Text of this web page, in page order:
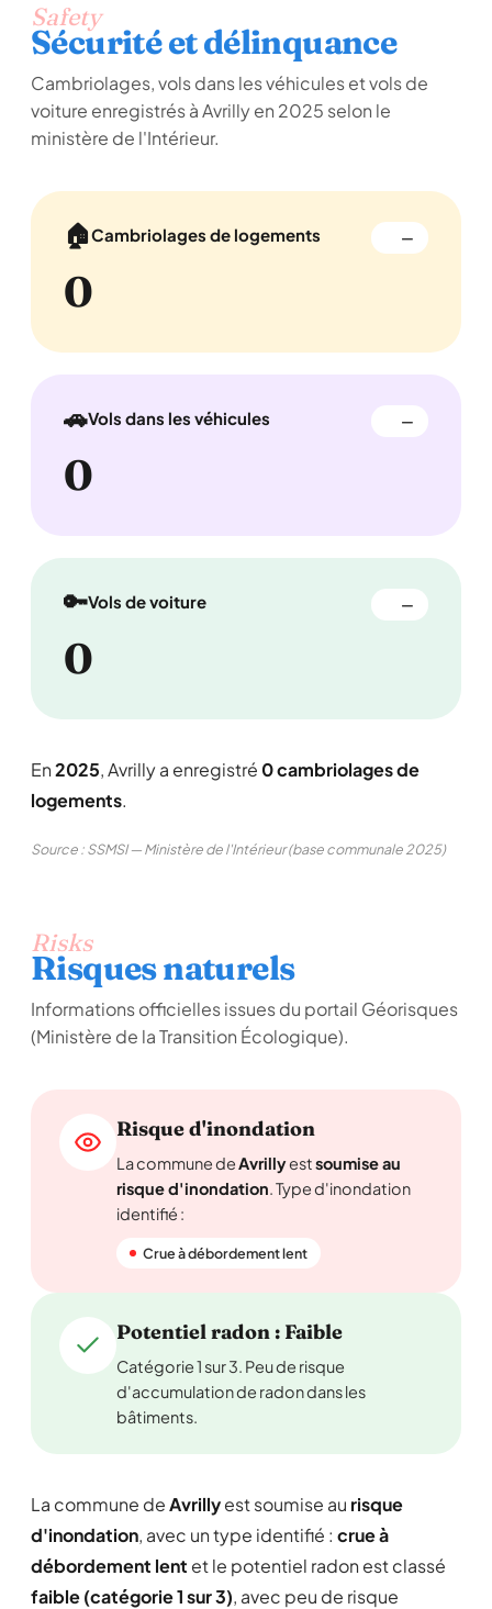
Safety
Sécurité et délinquance
Cambriolages, vols dans les véhicules et vols de
voiture enregistrés à Avrilly en 2025 selon le
ministère de l'Intérieur.
🏠Cambriolages de logements —
0
🚗Vols dans les véhicules —
0
🔑Vols de voiture —
0
En2025, Avrilly a enregistré 0 cambriolages de
logements.
Source : SSMSI — Ministère de l'Intérieur (base communale 2025)
Risks
Risques naturels
Informations officielles issues du portail Géorisques
(Ministère de la Transition Écologique).
Risque d'inondation
La commune deAvrillyestsoumise au
risque d'inondation. Type d'inondation
identifié :
Crue à débordement lent
Potentiel radon : Faible
Catégorie 1 sur 3. Peu de risque
d'accumulation de radon dans les
bâtiments.
La commune deAvrillyest soumise au risque
d'inondation, avec un type identifié : crue à
débordement lent et le potentiel radon est classé
faible (catégorie 1 sur 3), avec peu de risque